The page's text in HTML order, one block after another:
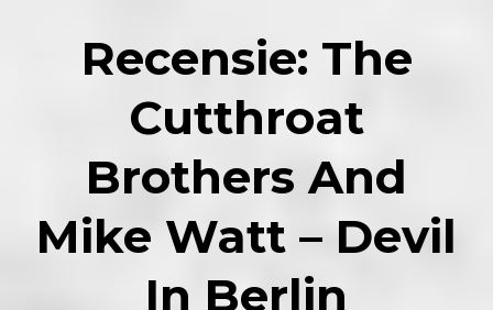
Recensie: The
Cutthroat
Brothers And
Mike Watt – Devil
In Berlin